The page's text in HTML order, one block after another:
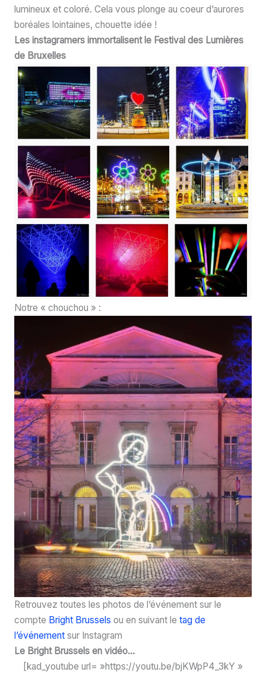
lumineux et coloré. Cela vous plonge au coeur d’aurores
boréales lointaines, chouette idée !
Les instagramers immortalisent le Festival des Lumières
de Bruxelles
Notre « chouchou » :
Retrouvez toutes les photos de l’événement sur le
compte Bright Brussels ou en suivant le tag de
l’événementsur Instagram
Le Bright Brussels en vidéo…
[kad_youtube url= »https://youtu.be/bjKWpP4_3kY »